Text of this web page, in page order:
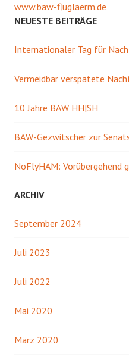
www.baw-fluglaerm.de
NEUESTE BEITRÄGE
Internationaler Tag für
Vermeidbar verspätete
10 Jahre BAW HH|SH
BAW-Gezwitscher zur
NoFlyHAM: Vorübergehend
ARCHIV
September 2024
Juli 2023
Juli 2022
Mai 2020
März 2020